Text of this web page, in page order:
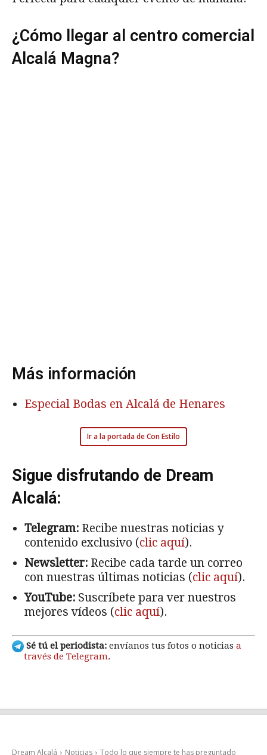
¿Cómo llegar al centro comercial
Alcalá Magna?
Más información
Especial Bodas en Alcalá de Henares
Ir a la portada de Con Estilo
Sigue disfrutando de Dream
Alcalá:
Telegram: Recibe nuestras noticias y
contenido exclusivo (clic aquí).
Newsletter: Recibe cada tarde un correo
con nuestras últimas noticias (clic aquí).
YouTube: Suscríbete para ver nuestros
mejores vídeos (clic aquí).
Sé tú el periodista: envíanos tus fotos o noticias a
través de Telegram.